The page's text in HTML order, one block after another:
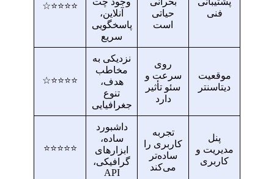
فنی
حیاتی
است
آنلاین،
پاسخگویی
سریع
⭐⭐⭐⭐☆
موقعیت
دیتاسنتر
روی
سرعت و
سئو تأثیر
دارد
نزدیکی به
مخاطب
هدف،
تنوع
جغرافیایی
⭐⭐⭐⭐☆
پنل
مدیریت و
کاربری
تجربه
کاربری را
ساده‌تر
می‌کند
داشبورد
ساده،
ابزارهای
گرافیکی،
API
⭐⭐⭐⭐⭐